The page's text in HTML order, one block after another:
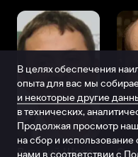
Виталий Шляппо
В целях обеспечения
опыта для вас мы
и некоторые другие
в технических,
Продолжая просмотр
на сбор и
нами в соответствии с